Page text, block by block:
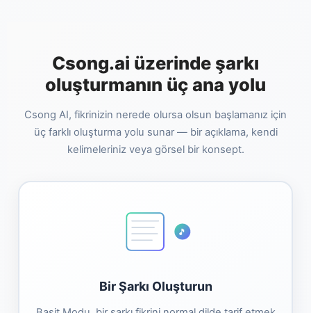
Csong.ai üzerinde şarkı
oluşturmanın üç ana yolu
Csong AI, fikrinizin nerede olursa olsun başlamanız için
üç farklı oluşturma yolu sunar — bir açıklama, kendi
kelimeleriniz veya görsel bir konsept.
🎵
Bir Şarkı Oluşturun